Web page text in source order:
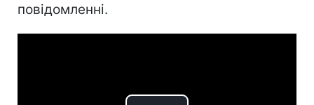
повідомленні.